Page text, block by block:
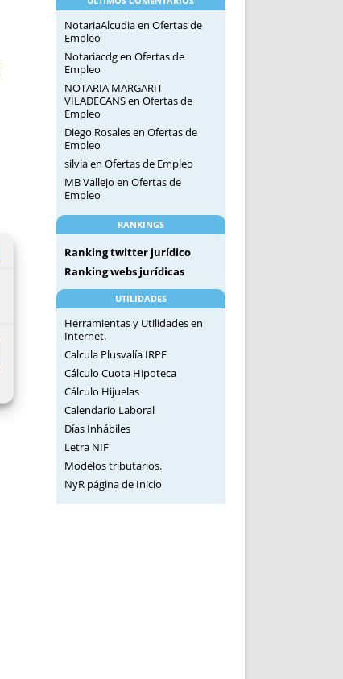
NotariaAlcudiaen Ofertas de
Empleo
Notariacdgen Ofertas de
Empleo
NOTARIA MARGARIT
VILADECANSen Ofertas de
Empleo
Diego Rosalesen Ofertas de
Empleo
silviaen Ofertas de Empleo
MB Vallejo en Ofertas de
Empleo
RANKINGS
Ranking twitter jurídico
Ranking webs jurídicas
UTILIDADES
Herramientas y Utilidades en
Internet.
Calcula Plusvalía IRPF
Cálculo Cuota Hipoteca
Cálculo Hijuelas
Calendario Laboral
Días Inhábiles
Letra NIF
Modelos tributarios.
NyR página de Inicio